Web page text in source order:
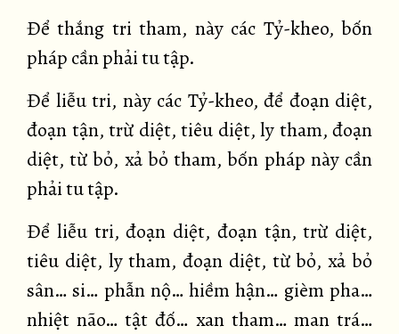
Để thắng tri tham, này các Tỷ-kheo, bốn
pháp cần phải tu tập.
Để liễu tri, này các Tỷ-kheo, để đoạn diệt,
đoạn tận, trừ diệt, tiêu diệt, ly tham, đoạn
diệt, từ bỏ, xả bỏ tham, bốn pháp này cần
phải tu tập.
Để liễu tri, đoạn diệt, đoạn tận, trừ diệt,
tiêu diệt, ly tham, đoạn diệt, từ bỏ, xả bỏ
sân… si… phẫn nộ… hiềm hận… gièm pha…
nhiệt não… tật đố… xan tham… man trá…